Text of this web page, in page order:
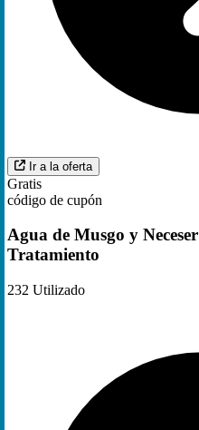
Ir a la oferta
Gratis
código de cupón
Agua de Musgo y Neceser
Tratamiento
232 Utilizado